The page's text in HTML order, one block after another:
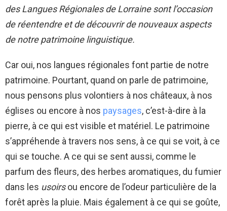
des Langues Régionales de Lorraine sont l’occasion
de réentendre et de découvrir de nouveaux aspects
de notre patrimoine linguistique.
Car oui, nos langues régionales font partie de notre
patrimoine. Pourtant, quand on parle de patrimoine,
nous pensons plus volontiers à nos châteaux, à nos
églises ou encore à nos paysages, c’est-à-dire à la
pierre, à ce qui est visible et matériel. Le patrimoine
s’appréhende à travers nos sens, à ce qui se voit, à ce
qui se touche. A ce qui se sent aussi, comme le
parfum des fleurs, des herbes aromatiques, du fumier
dans les usoirsou encore de l’odeur particulière de la
forêt après la pluie. Mais également à ce qui se goûte,